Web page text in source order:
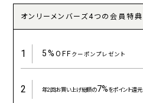
オンリーメンバーズ4つの会員特典
1 5%OFFクーポンプレゼント
2 年2回お買い上げ総額の7%をポイント還元